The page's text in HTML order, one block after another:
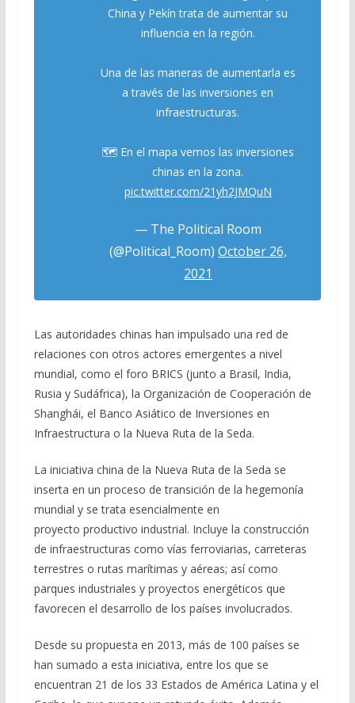
China y Pekín trata de aumentar su
influencia en la región.
Una de las maneras de aumentarla es
a través de las inversiones en
infraestructuras.
🗺 En el mapa vemos las inversiones
chinas en la zona.
pic.twitter.com/21yh2JMQuN
— The Political Room
(@Political_Room) October 26,
2021
Las autoridades chinas han impulsado una red de
relaciones con otros actores emergentes a nivel
mundial, como el foro BRICS (junto a Brasil, India,
Rusia y Sudáfrica), la Organización de Cooperación de
Shanghái, el Banco Asiático de Inversiones en
Infraestructura o la Nueva Ruta de la Seda.
La iniciativa china de la Nueva Ruta de la Seda se
inserta en un proceso de transición de la hegemonía
mundial y se trata esencialmente en
proyecto productivo industrial. Incluye la construcción
de infraestructuras como vías ferroviarias, carreteras
terrestres o rutas marítimas y aéreas; así como
parques industriales y proyectos energéticos que
favorecen el desarrollo de los países involucrados.
Desde su propuesta en 2013, más de 100 países se
han sumado a esta iniciativa, entre los que se
encuentran 21 de los 33 Estados de América Latina y el